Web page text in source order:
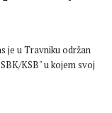
je u Travniku održan
KSB" u kojem svoj